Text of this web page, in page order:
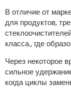
В отличие от
для продуктов,
класса., где
Через некоторое
сильное
когда циклы